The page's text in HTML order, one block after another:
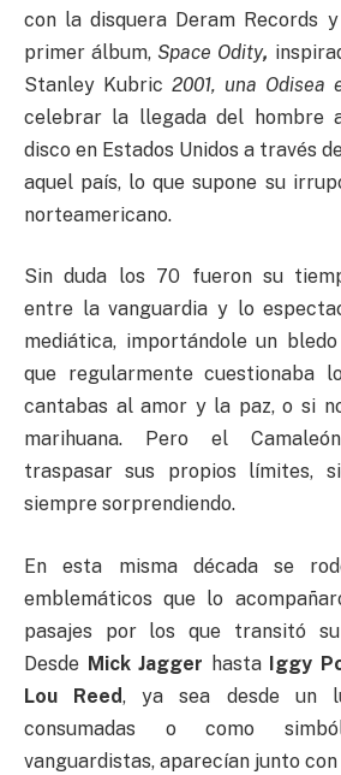
con la disquera Deram Records
primer álbum, Space Odity,
Stanley Kubric 2001, una Odisea
celebrar la llegada del hombre
disco en Estados Unidos a través
aquel país, lo que supone su
norteamericano.
Sin duda los 70 fueron su
entre la vanguardia y lo
mediática, importándole un
que regularmente cuestionaba
cantabas al amor y la paz, o si
marihuana. Pero el
traspasar sus propios límites,
siempre sorprendiendo.
En esta misma década se
emblemáticos que lo
pasajes por los que transitó
Desde Mick Jagger hasta Iggy
Lou Reed, ya sea desde un
consumadas o como
vanguardistas, aparecían junto con